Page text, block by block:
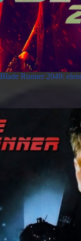
Blade Runner 2049: